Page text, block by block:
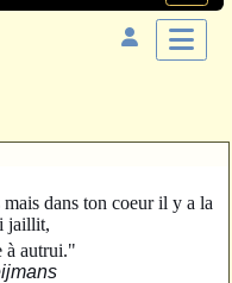
dans ton coeur il y a la
jaillit,
à autrui."